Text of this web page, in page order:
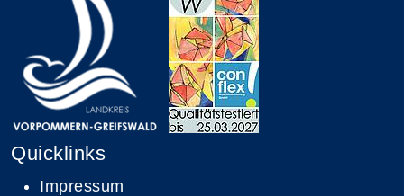
Quicklinks
Impressum